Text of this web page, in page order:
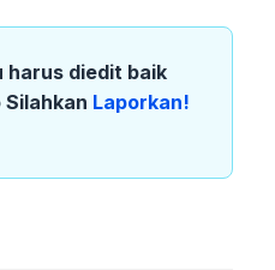
harus diedit baik
Laporkan!